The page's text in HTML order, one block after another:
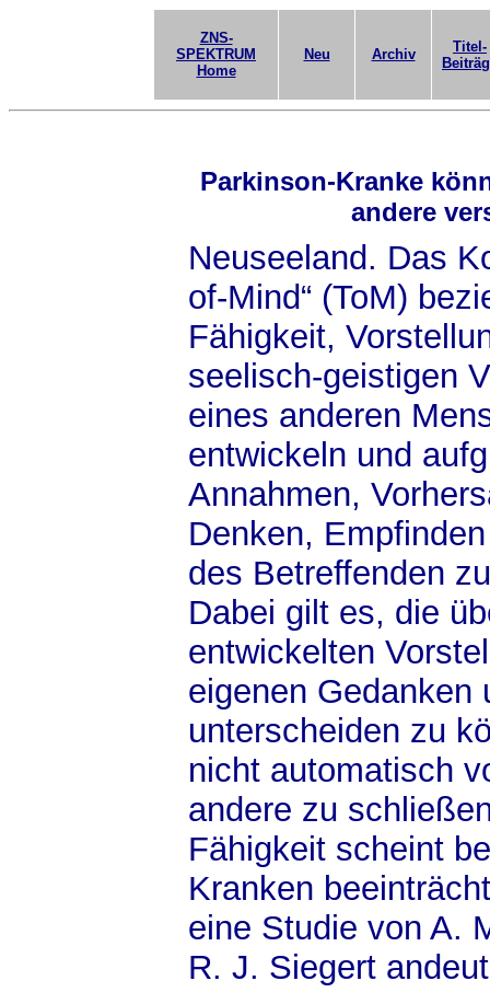
ZNS-
SPEKTRUM
Home
Neu Archiv
Titel-
Parkinson-Kranke
andere
Neuseeland. Das
of-Mind“ (ToM)
Fähigkeit,
seelisch-geistigen
eines anderen
entwickeln und
Annahmen,
Denken,
des Betreffenden
Dabei gilt es, die
entwickelten
eigenen Gedanken
unterscheiden zu
nicht automatisch
andere zu
Fähigkeit scheint
Kranken
eine Studie von A.
R. J. Siegert